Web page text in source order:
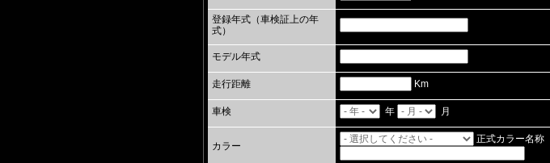
登録年式（車検証上の年
式）
モデル年式
走行距離 Km
車検 年 月
カラー
正式カラー名称